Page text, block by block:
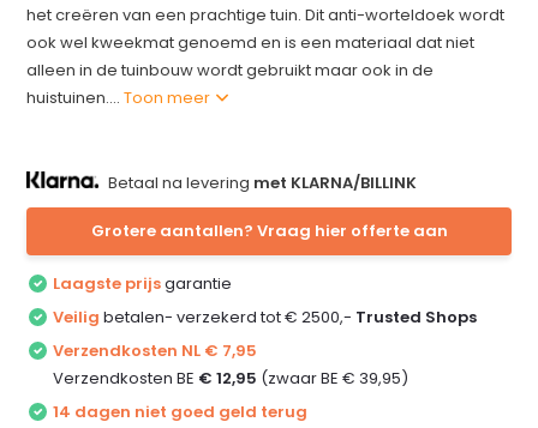
het creëren van een prachtige tuin. Dit anti-worteldoek wordt
ook wel kweekmat genoemd en is een materiaal dat niet
alleen in de tuinbouw wordt gebruikt maar ook in de
huistuinen....Toon meer
Betaal na levering met KLARNA/BILLINK
Grotere aantallen? Vraag hier offerte aan
Laagste prijsgarantie
Veilig betalen- verzekerd tot € 2500,- Trusted Shops
Verzendkosten NL € 7,95
Verzendkosten BE € 12,95 (zwaar BE € 39,95)
14 dagen niet goed geld terug